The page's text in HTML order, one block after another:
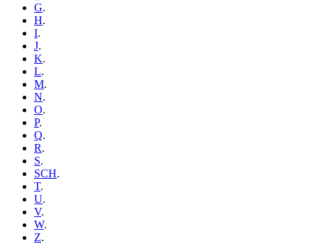
G.
H.
I.
J.
K.
L.
M.
N.
O.
P.
Q.
R.
S.
SCH.
T.
U.
V.
W.
Z.